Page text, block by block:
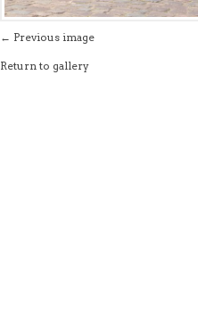
← Previous image
Return to gallery